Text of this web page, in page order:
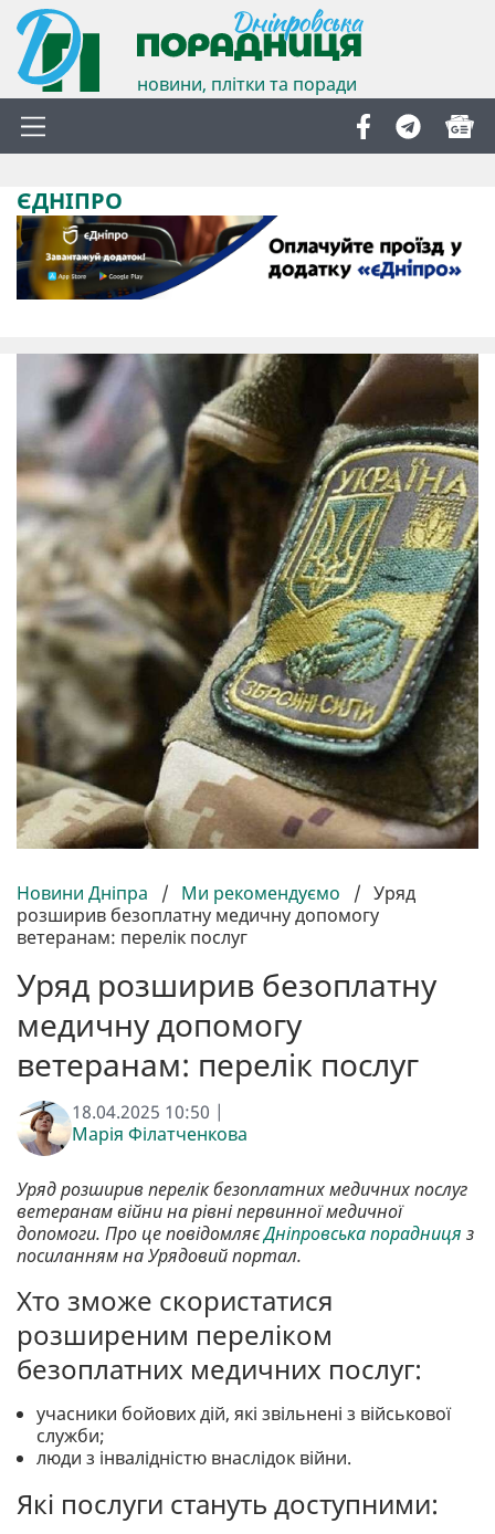
новини, плітки та поради
ЄДНІПРО
Новини Дніпра / Ми рекомендуємо / Уряд
розширив безоплатну медичну допомогу
ветеранам: перелік послуг
Уряд розширив безоплатну
медичну допомогу
ветеранам: перелік послуг
18.04.2025 10:50 |
Марія Філатченкова
Уряд розширив перелік безоплатних медичних послуг
ветеранам війни на рівні первинної медичної
допомоги. Про це повідомляєДніпровська порадниця з
посиланням на Урядовий портал.
Хто зможе скористатися
розширеним переліком
безоплатних медичних послуг:
учасники бойових дій, які звільнені з військової
служби;
люди з інвалідністю внаслідок війни.
Які послуги стануть доступними: